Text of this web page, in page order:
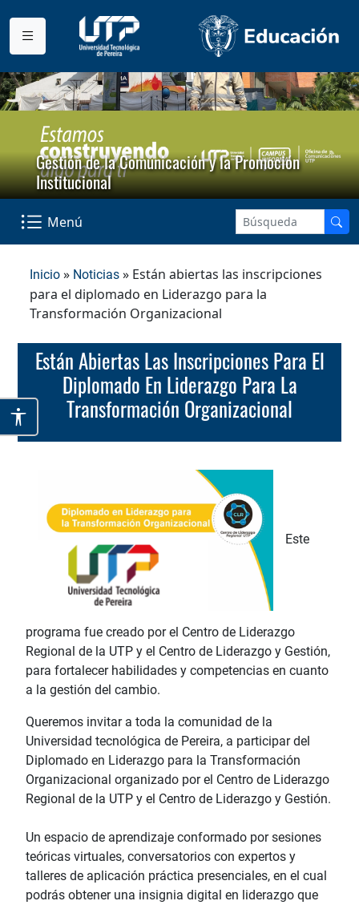
Gestión de la Comunicación y la Promoción
Institucional
Menú
Inicio » Noticias » Están abiertas las inscripciones
para el diplomado en Liderazgo para la
Transformación Organizacional
Están Abiertas Las Inscripciones Para El
Diplomado En Liderazgo Para La
Transformación Organizacional
Este
programa fue creado por el Centro de Liderazgo
Regional de la UTP y el Centro de Liderazgo y Gestión,
para fortalecer habilidades y competencias en cuanto
a la gestión del cambio.
Queremos invitar a toda la comunidad de la
Universidad tecnológica de Pereira, a participar del
Diplomado en Liderazgo para la Transformación
Organizacional organizado por el Centro de Liderazgo
Regional de la UTP y el Centro de Liderazgo y Gestión.
Un espacio de aprendizaje conformado por sesiones
teóricas virtuales, conversatorios con expertos y
talleres de aplicación práctica presenciales, en el cual
podrás obtener una insignia digital en liderazgo que